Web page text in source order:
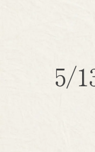
5/